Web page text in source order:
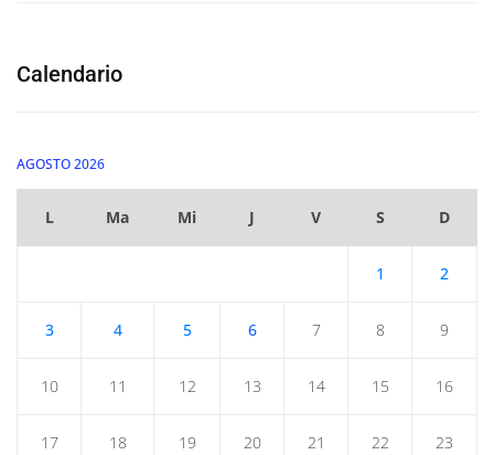
Calendario
AGOSTO 2026
L Ma Mi J V S D
1 2
3 4 5 6 7 8 9
10 11 12 13 14 15 16
17 18 19 20 21 22 23